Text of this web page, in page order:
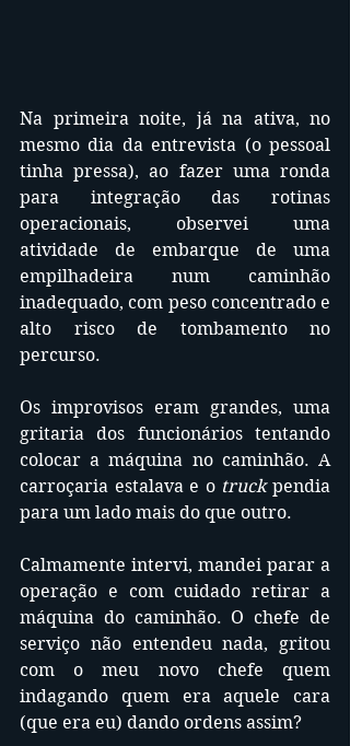
Na primeira noite, já na ativa, no
mesmo dia da entrevista (o pessoal
tinha pressa), ao fazer uma ronda
para integração das rotinas
operacionais, observei uma
atividade de embarque de uma
empilhadeira num caminhão
inadequado, com peso concentrado e
alto risco de tombamento no
percurso.
Os improvisos eram grandes, uma
gritaria dos funcionários tentando
colocar a máquina no caminhão. A
carroçaria estalava e o truck pendia
para um lado mais do que outro.
Calmamente intervi, mandei parar a
operação e com cuidado retirar a
máquina do caminhão. O chefe de
serviço não entendeu nada, gritou
com o meu novo chefe quem
indagando quem era aquele cara
(que era eu) dando ordens assim?